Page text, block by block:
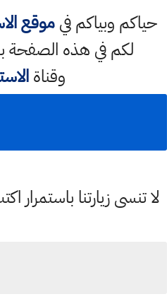
حياكم وبياكم فيموقع
لكم في هذه الصفحة
وقناة
لا تنسى زيارتنا